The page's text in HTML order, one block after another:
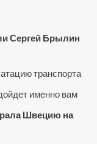
Сергей Брылин
транспорта
именно вам
Швецию на